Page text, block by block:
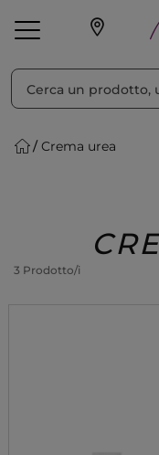
Make-up
Crema urea
3 Prodotto/i
Ordina per